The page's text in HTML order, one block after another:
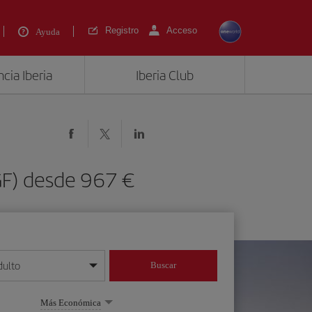
Ayuda Registro Acceso
Iberia Iberia Club
desde 967 €
mes/año
Buscar
Más Económica